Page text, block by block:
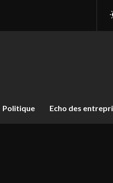
Politique Echo des